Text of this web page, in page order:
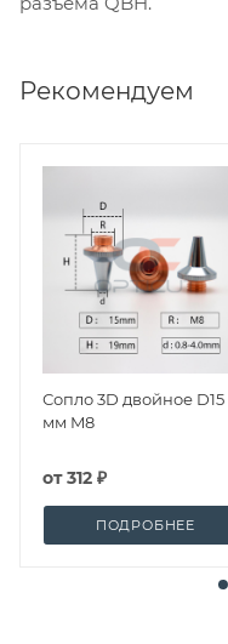
Рекомендуем
Сопло 3D двойное D15
мм M8
от312 ₽
ПОДРОБНЕЕ